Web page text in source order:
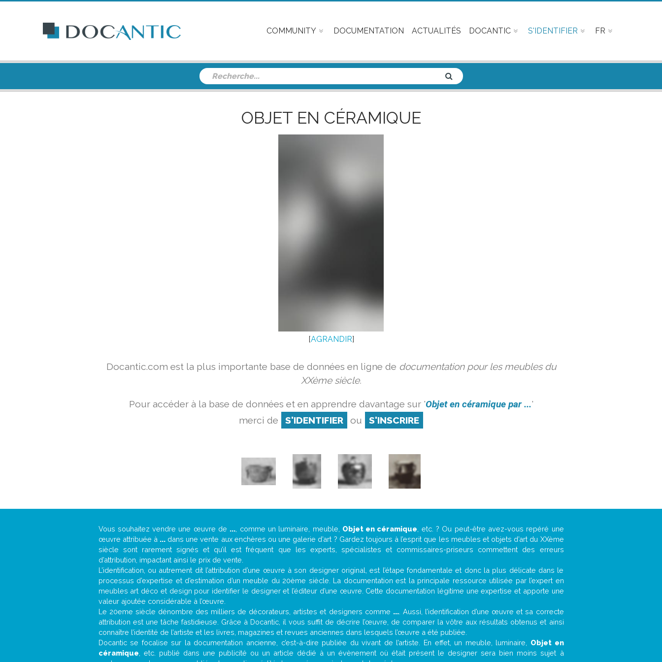
COMMUNITY DOCUMENTATION ACTUALITÉS DOCANTIC S'IDENTIFIER FR
OBJET EN CÉRAMIQUE
[AGRANDIR]
Docantic.com est la plus importante base de données en ligne de documentation pour les meubles du
XXème siècle.
Pour accéder à la base de données et en apprendre davantage sur 'Objet en céramique par ...'
merci de
S'IDENTIFIER ou S'INSCRIRE
Vous souhaitez vendre une œuvre de ... , comme un luminaire, meuble, Objet en céramique , etc. ? Ou peut-être avez-vous repéré une
œuvre attribuée à ...dans une vente aux enchères ou une galerie d’art ? Gardez toujours à l’esprit que les meubles et objets d’art du XXème
siècle sont rarement signés et qu’il est fréquent que les experts, spécialistes et commissaires-priseurs commettent des erreurs
d’attribution, impactant ainsi le prix de vente.
L’identification, ou autrement dit l’attribution d’une œuvre à son designer original, est l’étape fondamentale et donc la plus délicate dans le
processus d’expertise et d’estimation d’un meuble du 20ème siècle. La documentation est la principale ressource utilisée par l’expert en
meubles art déco et design pour identifier le designer et l’éditeur d’une œuvre. Cette documentation légitime une expertise et apporte une
valeur ajoutée considérable à l’œuvre.
Le 20eme siècle dénombre des milliers de décorateurs, artistes et designers comme .... Aussi, l’identification d’une œuvre et sa correcte
attribution est une tâche fastidieuse. Grâce à Docantic, il vous suffit de décrire l’œuvre, de comparer la vôtre aux résultats obtenus et ainsi
connaître l’identité de l’artiste et les livres, magazines et revues anciennes dans lesquels l’œuvre a été publiée.
Docantic se focalise sur la documentation ancienne, c’est-à-dire publiée du vivant de l’artiste. En effet, un meuble, luminaire, Objet en
céramique , etc. publié dans une publicité ou un article dédié à un évènement où était présent le designer sera bien moins sujet à